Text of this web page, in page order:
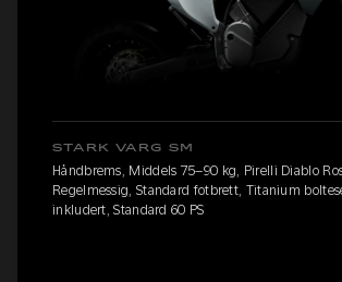
STARK VARG SM
Håndbrems, Middels 75–90 kg, Pirelli Diablo
Regelmessig, Standard fotbrett, Titanium
inkludert, Standard 60 PS